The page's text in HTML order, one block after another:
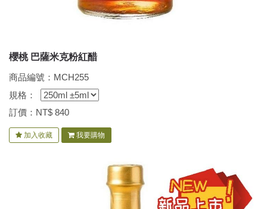
櫻桃 巴薩米克粉紅醋
商品編號：MCH255
規格：
訂價：NT$ 840
加入收藏 我要購物